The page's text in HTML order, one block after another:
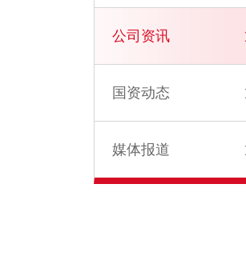
公司资讯
国资动态
媒体报道